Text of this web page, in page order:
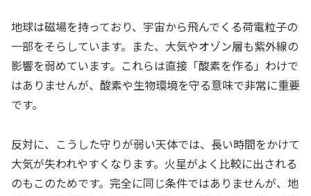
地球は磁場を持っており、宇宙から飛んでくる荷電粒子の
一部をそらしています。また、大気やオゾン層も紫外線の
影響を弱めています。これらは直接「酸素を作る」わけで
はありませんが、酸素や生物環境を守る意味で非常に重要
です。
反対に、こうした守りが弱い天体では、長い時間をかけて
大気が失われやすくなります。火星がよく比較に出される
のもこのためです。完全に同じ条件ではありませんが、地